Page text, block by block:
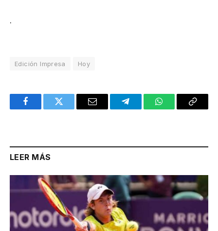
.
Edición Impresa Hoy
FacebookTwitter Email TelegramWhatsAppCopy
LEER MÁS